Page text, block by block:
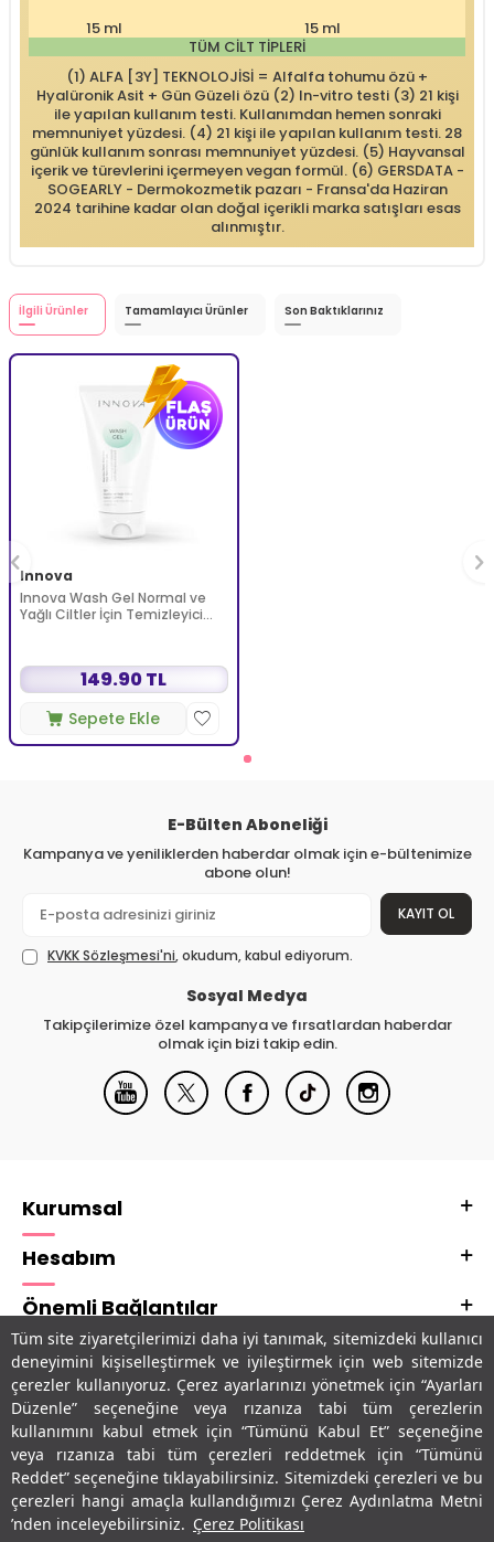
Tüm site ziyaretçilerimizi daha iyi tanımak, sitemizdeki kullanıcı
deneyimini kişiselleştirmek ve iyileştirmek için web sitemizde
çerezler kullanıyoruz. Çerez ayarlarınızı yönetmek için “Ayarları
Düzenle” seçeneğine veya rızanıza tabi tüm çerezlerin
kullanımını kabul etmek için “Tümünü Kabul Et” seçeneğine
veya rızanıza tabi tüm çerezleri reddetmek için “Tümünü
Reddet” seçeneğine tıklayabilirsiniz. Sitemizdeki çerezleri ve bu
çerezleri hangi amaçla kullandığımızı Çerez Aydınlatma Metni
’nden inceleyebilirsiniz. Çerez Politikası
15 ml
15 ml
TÜM CİLT TİPLERİ
(1) ALFA [3Y] TEKNOLOJİSİ = Alfalfa tohumu özü +
Hyalüronik Asit + Gün Güzeli özü (2) In-vitro testi (3) 21 kişi
ile yapılan kullanım testi. Kullanımdan hemen sonraki
memnuniyet yüzdesi. (4) 21 kişi ile yapılan kullanım testi. 28
günlük kullanım sonrası memnuniyet yüzdesi. (5) Hayvansal
içerik ve türevlerini içermeyen vegan formül. (6) GERSDATA -
SOGEARLY - Dermokozmetik pazarı - Fransa'da Haziran
2024 tarihine kadar olan doğal içerikli marka satışları esas
alınmıştır.
İlgili Ürünler Tamamlayıcı Ürünler Son Baktıklarınız
Innova
Innova Wash Gel Normal ve
Yağlı Ciltler İçin Temizleyici
149.90 TL
Sepete Ekle
E-Bülten Aboneliği
Kampanya ve yeniliklerden haberdar olmak için e-bültenimize
abone olun!
KAYIT OL
KVKK Sözleşmesi'ni, okudum, kabul ediyorum.
Sosyal Medya
Takipçilerimize özel kampanya ve fırsatlardan haberdar
olmak için bizi takip edin.
Kurumsal
Hesabım
Önemli Bağlantılar
Adres & İletişim
Uygulamalarımız